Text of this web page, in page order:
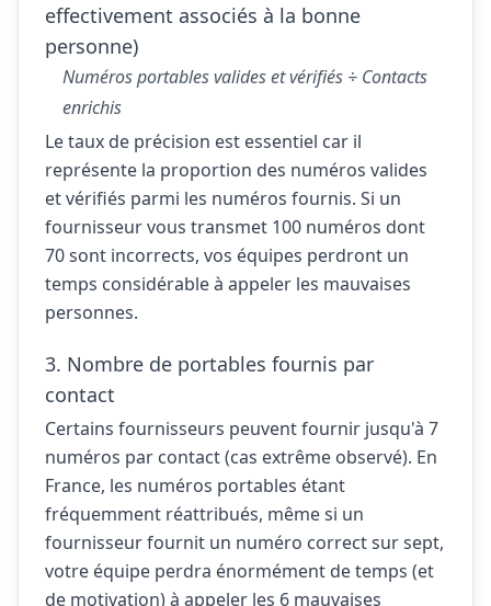
effectivement associés à la bonne
personne)
Numéros portables valides et vérifiés ÷ Contacts
enrichis
Le taux de précision est essentiel car il
représente la proportion des numéros valides
et vérifiés parmi les numéros fournis. Si un
fournisseur vous transmet 100 numéros dont
70 sont incorrects, vos équipes perdront un
temps considérable à appeler les mauvaises
personnes.
3. Nombre de portables fournis par
contact
Certains fournisseurs peuvent fournir jusqu'à 7
numéros par contact (cas extrême observé). En
France, les numéros portables étant
fréquemment réattribués, même si un
fournisseur fournit un numéro correct sur sept,
votre équipe perdra énormément de temps (et
de motivation) à appeler les 6 mauvaises